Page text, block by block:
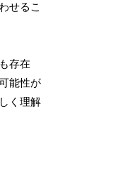
せるこ
存在
能性が
く理解